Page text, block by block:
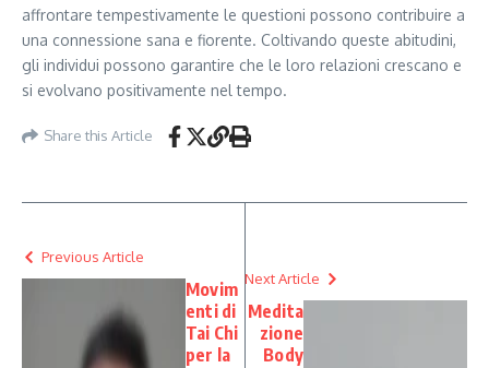
affrontare tempestivamente le questioni possono contribuire a
una connessione sana e fiorente. Coltivando queste abitudini,
gli individui possono garantire che le loro relazioni crescano e
si evolvano positivamente nel tempo.
Share this Article
Previous Article
Movim
enti di
Tai Chi
per la
Next Article
Medita
zione
Body